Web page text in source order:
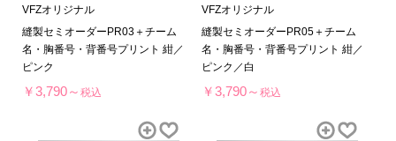
VFZオリジナル
縫製セミオーダーPR03＋チーム
名・胸番号・背番号プリント 紺／
ピンク
￥3,790～税込
VFZオリジナル
縫製セミオーダーPR05＋チーム
名・胸番号・背番号プリント 紺／
ピンク／白
￥3,790～ 税込